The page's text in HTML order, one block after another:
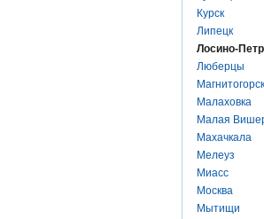
Курск
Липецк
Лосино-
Люберцы
Магнитогорск
Малаховка
Малая
Махачкала
Мелеуз
Миасс
Москва
Мытищи